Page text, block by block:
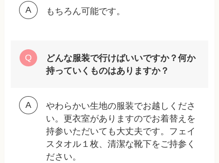
もちろん可能です。
どんな服装で行けばいいですか？何か
持っていくものはありますか？
やわらかい生地の服装でお越しくださ
い。更衣室がありますのでお着替えを
持参いただいても大丈夫です。フェイ
スタオル１枚、清潔な靴下をご持参く
ださい。